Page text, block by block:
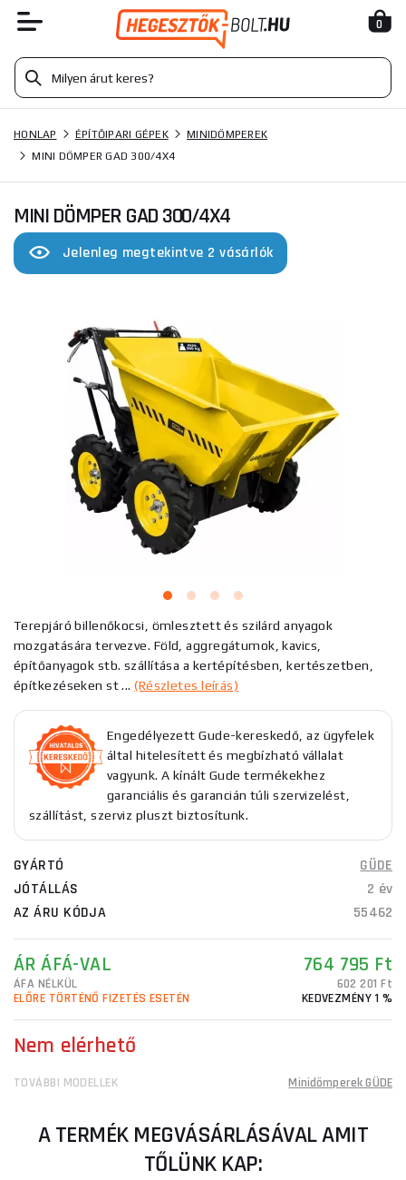
0
HONLAP ÉPÍTŐIPARI GÉPEK
MINIDÖMPEREK
MINI DÖMPER GAD 300/4X4
MINI DÖMPER GAD 300/4X4
Jelenleg megtekintve 2 vásárlók
Terepjáró billenőkocsi, ömlesztett és szilárd anyagok
mozgatására tervezve. Föld, aggregátumok, kavics,
építőanyagok stb. szállítása a kertépítésben, kertészetben,
építkezéseken st ...(Részletes leírás)
Engedélyezett Gude-kereskedő, az ügyfelek
által hitelesített és megbízható vállalat
vagyunk. A kínált Gude termékekhez
garanciális és garancián túli szervizelést,
szállítást, szerviz pluszt biztosítunk.
GYÁRTÓ
GÜDE
JÓTÁLLÁS
2 év
AZ ÁRU KÓDJA
55462
ÁR ÁFÁ-VAL 764 795 Ft
ÁFA NÉLKÜL
602 201 Ft
ELŐRE TÖRTÉNŐ FIZETÉS ESETÉN
KEDVEZMÉNY 1 %
Nem elérhető
TOVÁBBI MODELLEK Minidömperek GÜDE
A TERMÉK MEGVÁSÁRLÁSÁVAL AMIT
TŐLÜNK KAP: